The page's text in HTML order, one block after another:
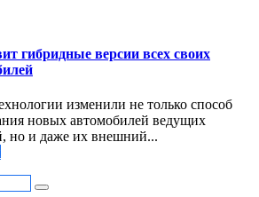
гибридные версии всех своих
изменили не только способ
новых автомобилей ведущих
но и даже их внешний...